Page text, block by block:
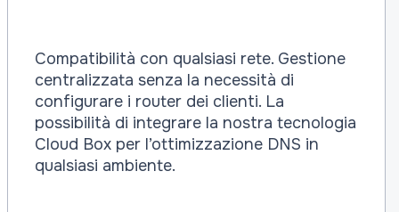
Compatibilità con qualsiasi rete. Gestione
centralizzata senza la necessità di
configurare i router dei clienti. La
possibilità di integrare la nostra tecnologia
Cloud Box per l’ottimizzazione DNS in
qualsiasi ambiente.